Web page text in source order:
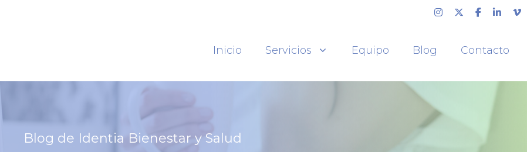
Inicio Servicios Equipo Blog Contacto
Blog de Identia Bienestar y Salud